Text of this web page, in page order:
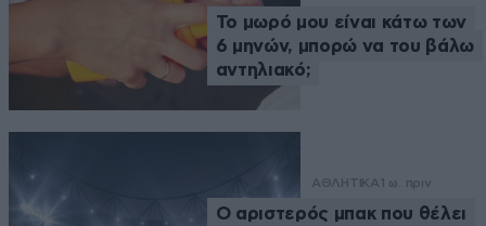
Το μωρό μου είναι κάτω των
6 μηνών, μπορώ να του βάλω
αντηλιακό;
ΑΘΛΗΤΙΚΑ 1 ω. πριν
Ο αριστερός μπακ που θέλει